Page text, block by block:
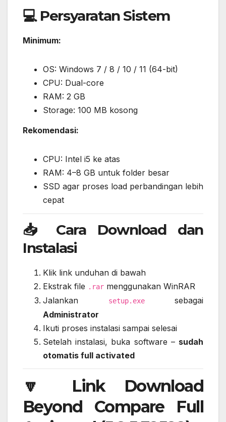
💻 Persyaratan Sistem
Minimum:
OS: Windows 7 / 8 / 10 / 11 (64-bit)
CPU: Dual-core
RAM: 2 GB
Storage: 100 MB kosong
Rekomendasi:
CPU: Intel i5 ke atas
RAM: 4–8 GB untuk folder besar
SSD agar proses load perbandingan lebih
cepat
📥 Cara Download dan
Instalasi
Klik link unduhan di bawah
Ekstrak file .rar menggunakan WinRAR
Jalankan
setup.exesebagai
Administrator
Ikuti proses instalasi sampai selesai
Setelah instalasi, buka software – sudah
otomatis full activated
🔽 Link Download
Beyond Compare Full